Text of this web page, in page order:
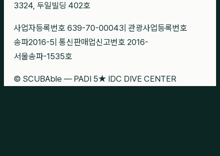
3324, 두일빌딩 402호
사업자등록번호 639-70-00043 관광사업등록번호
송파2016-5 통신판매업신고번호 2016-
서울송파-1535호
© SCUBAble — PADI 5★ IDC DIVE CENTER